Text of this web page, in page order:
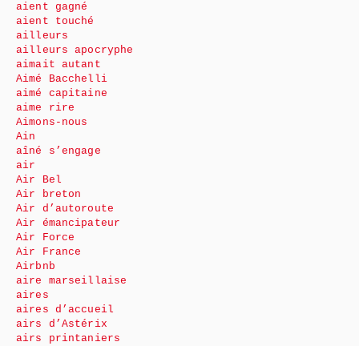
aient gagné
aient touché
ailleurs
ailleurs apocryphe
aimait autant
Aimé Bacchelli
aimé capitaine
aime rire
Aimons-nous
Ain
aîné s’engage
air
Air Bel
Air breton
Air d’autoroute
Air émancipateur
Air Force
Air France
Airbnb
aire marseillaise
aires
aires d’accueil
airs d’Astérix
airs printaniers